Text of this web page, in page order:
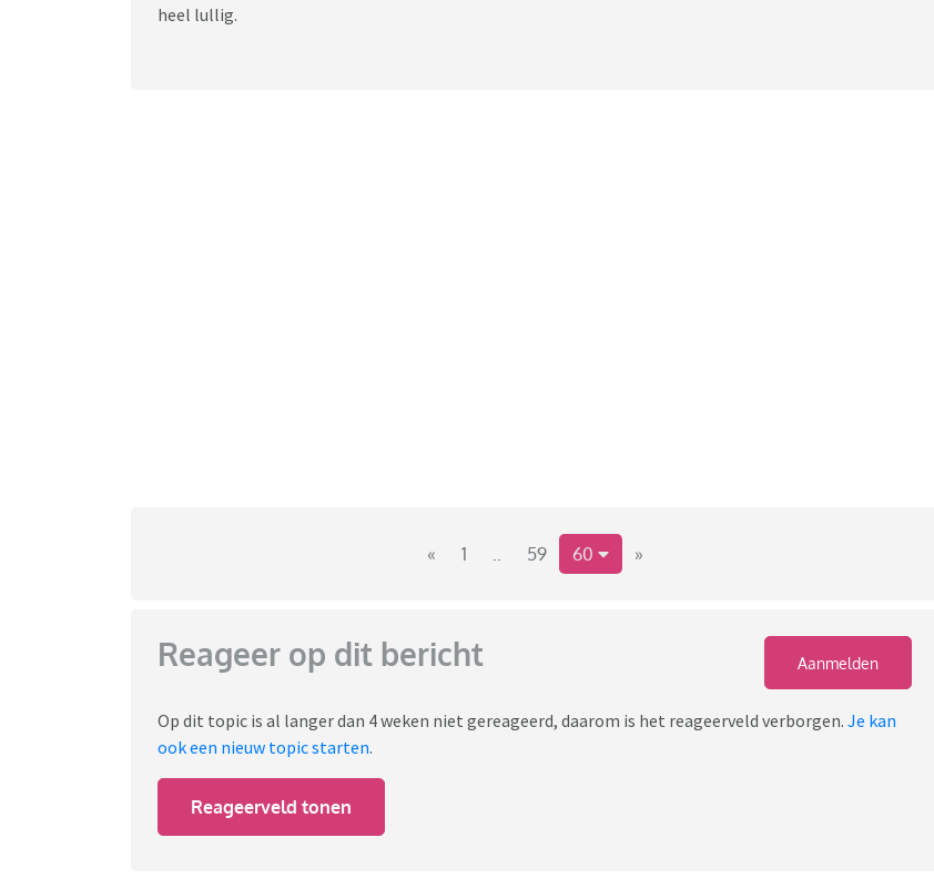
heel lullig.
« 1 59 60 »
Reageer op dit bericht Aanmelden
Op dit topic is al langer dan 4 weken niet gereageerd, daarom is het reageerveld verborgen. Je kan
ook een nieuw topic starten.
Reageerveld tonen